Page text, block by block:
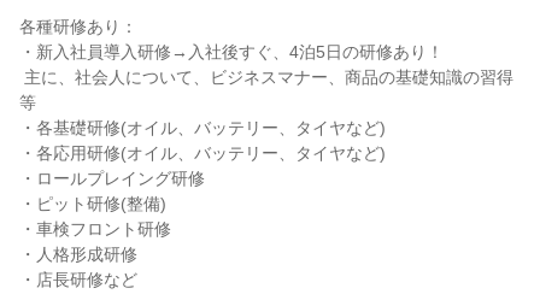
各種研修あり：
・新入社員導入研修→入社後すぐ、4泊5日の研修あり！
等
・各基礎研修(オイル、バッテリー、タイヤなど)
・各応用研修(オイル、バッテリー、タイヤなど)
・ロールプレイング研修
・ピット研修(整備)
・車検フロント研修
・人格形成研修
・店長研修など